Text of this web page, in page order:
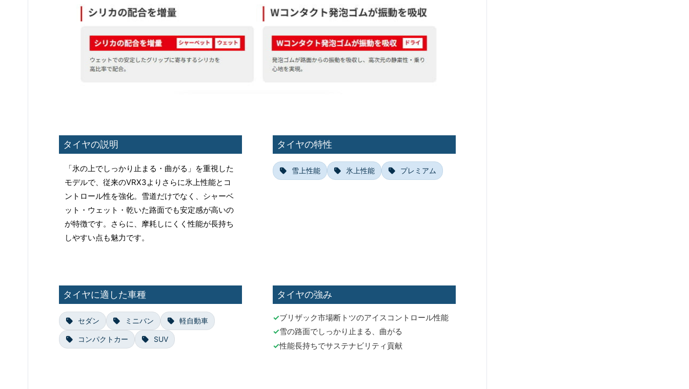
タイヤの説明
「氷の上でしっかり止まる・曲がる」を重視した
モデルで、従来のVRX3よりさらに氷上性能とコ
ントロール性を強化。雪道だけでなく、シャーベ
ット・ウェット・乾いた路面でも安定感が高いの
が特徴です。さらに、摩耗しにくく性能が長持ち
しやすい点も魅力です。
タイヤの特性
雪上性能 氷上性能 プレミアム
タイヤに適した車種
セダン ミニバン 軽自動車
コンパクトカー SUV
タイヤの強み
ブリザック市場断トツのアイスコントロール性能
雪の路面でしっかり止まる、曲がる
性能長持ちでサステナビリティ貢献